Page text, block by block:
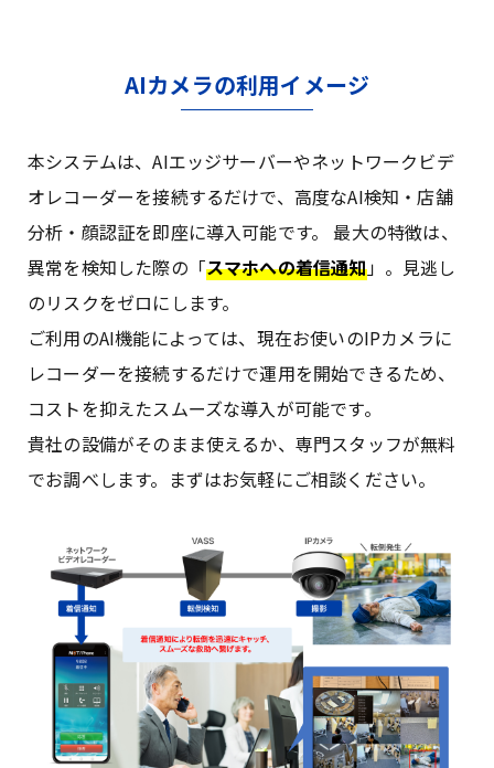
AIカメラの利用イメージ
本システムは、AIエッジサーバーやネットワークビデ
オレコーダーを接続するだけで、高度なAI検知・店舗
分析・顔認証を即座に導入可能です。 最大の特徴は、
異常を検知した際の「スマホへの着信通知」。見逃し
のリスクをゼロにします。
ご利用のAI機能によっては、現在お使いのIPカメラに
レコーダーを接続するだけで運用を開始できるため、
コストを抑えたスムーズな導入が可能です。
貴社の設備がそのまま使えるか、専門スタッフが無料
でお調べします。まずはお気軽にご相談ください。